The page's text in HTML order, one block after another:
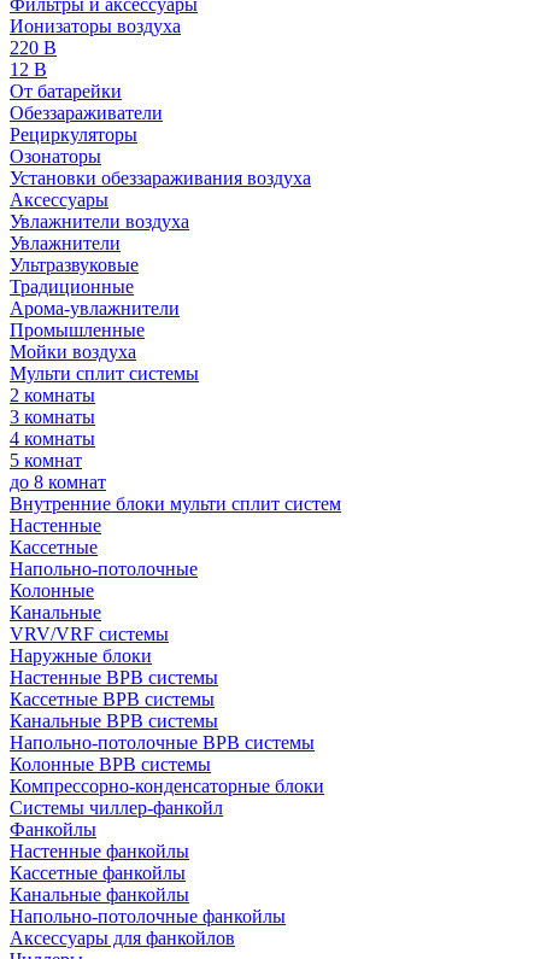
Фильтры и аксессуары
Ионизаторы воздуха
220 В
12 В
От батарейки
Обеззараживатели
Рециркуляторы
Озонаторы
Установки обеззараживания воздуха
Аксессуары
Увлажнители воздуха
Увлажнители
Ультразвуковые
Традиционные
Арома-увлажнители
Промышленные
Мойки воздуха
Мульти сплит системы
2 комнаты
3 комнаты
4 комнаты
5 комнат
до 8 комнат
Внутренние блоки мульти сплит систем
Настенные
Кассетные
Напольно-потолочные
Колонные
Канальные
VRV/VRF системы
Наружные блоки
Настенные ВРВ системы
Кассетные ВРВ системы
Канальные ВРВ системы
Напольно-потолочные ВРВ системы
Колонные ВРВ системы
Компрессорно-конденсаторные блоки
Системы чиллер-фанкойл
Фанкойлы
Настенные фанкойлы
Кассетные фанкойлы
Канальные фанкойлы
Напольно-потолочные фанкойлы
Аксессуары для фанкойлов